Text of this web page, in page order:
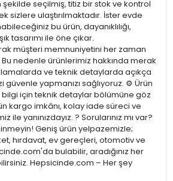
seçilmiş, titiz bir stok ve kontrol
sizlere ulaştırılmaktadır. İster evde
bu ürün, dayanıklılığı,
tasarımı ile öne çıkar.
müşteri memnuniyetini her zaman
nedenle ürünlerimiz hakkında merak
ve teknik detaylarda açıkça
güvenle yapmanızı sağlıyoruz. ⚙️ Ürün
için teknik detaylar bölümüne göz
kargo imkânı, kolay iade süreci ve
ile yanınızdayız. ? Sorularınız mı var?
Geniş ürün yelpazemizle;
hırdavat, ev gereçleri, otomotiv ve
bulabilir, aradığınız her
Hepsicinde.com – Her şey